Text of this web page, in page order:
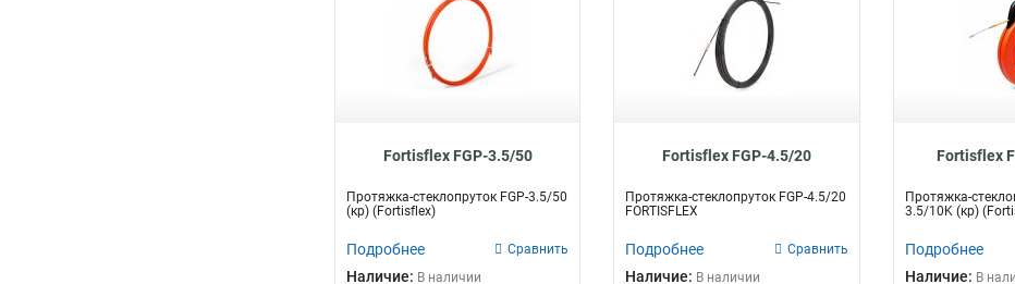
Fortisflex FGP-3.5/50
Протяжка-стеклопруток FGP-3.5/50
(кр) (Fortisflex)
Подробнее Сравнить
Наличие: В наличии
Fortisflex FGP-4.5/20
Протяжка-стеклопруток FGP-4.5/20
FORTISFLEX
Подробнее Сравнить
Наличие: В наличии
Fortisflex
Протяжка-
3.5/10K (кр)
Подробнее
Наличие: В